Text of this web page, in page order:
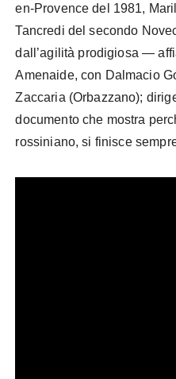
en-Provence del 1981,
Tancredi del secondo
dall’agilità prodigiosa —
Amenaide, con Dalmacio
Zaccaria (Orbazzano);
documento che mostra
rossiniano, si finisce